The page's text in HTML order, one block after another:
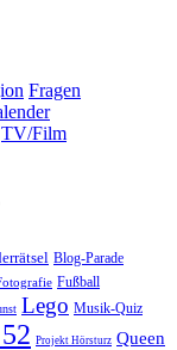
Fragen
TV/Film
Blog-Parade
Fußball
Lego Musik-Quiz
Projekt Hörsturz Queen